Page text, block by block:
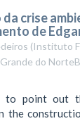
crise
de
(Instituto
do
to point out
the